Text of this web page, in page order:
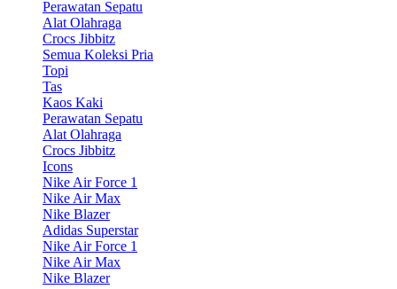
Perawatan Sepatu
Alat Olahraga
Crocs Jibbitz
Semua Koleksi Pria
Topi
Tas
Kaos Kaki
Perawatan Sepatu
Alat Olahraga
Crocs Jibbitz
Icons
Nike Air Force 1
Nike Air Max
Nike Blazer
Adidas Superstar
Nike Air Force 1
Nike Air Max
Nike Blazer